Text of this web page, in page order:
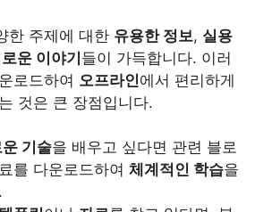
한 주제에 대한 유용한 정보, 실용
운 이야기들이 가득합니다. 이러
로드하여 오프라인에서 편리하게
것은 큰 장점입니다.
기술을 배우고 싶다면 관련 블로
를 다운로드하여 체계적인 학습을